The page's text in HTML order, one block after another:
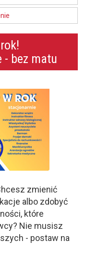
- bez matu
zmienić
albo zdobyć
które
Nie musisz
- postaw na